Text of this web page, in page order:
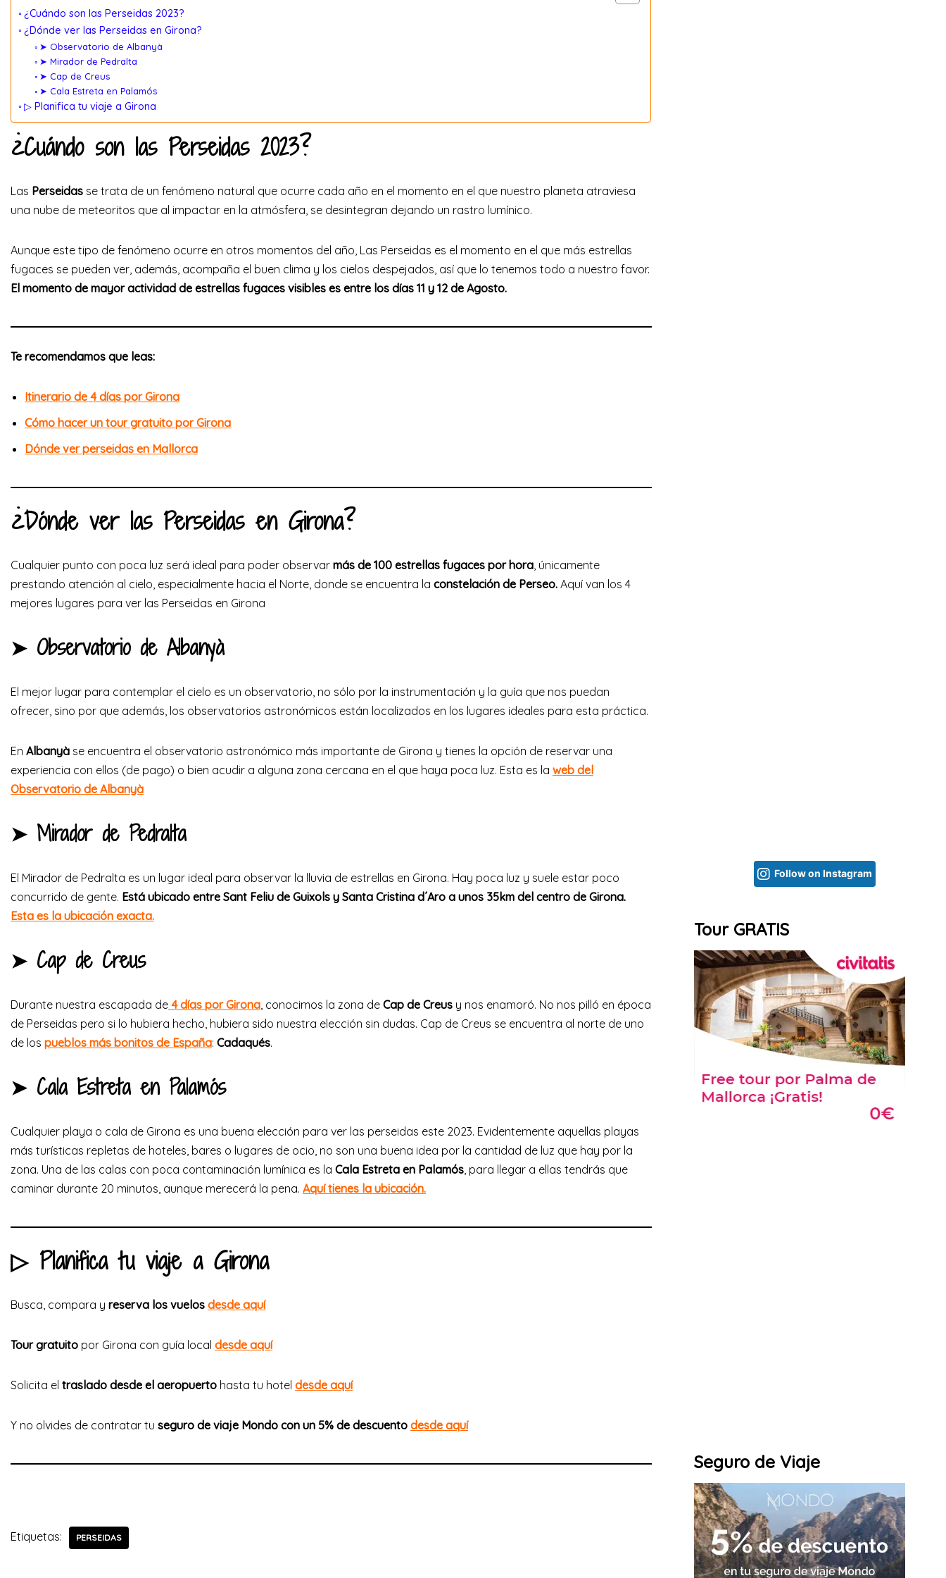
¿Cuándo son las Perseidas 2023?
¿Dónde ver las Perseidas en Girona?
➤ Observatorio de Albanyà
➤ Mirador de Pedralta
➤ Cap de Creus
➤ Cala Estreta en Palamós
▷ Planifica tu viaje a Girona
¿Cuándo son las Perseidas 2023?
Las Perseidas se trata de un fenómeno natural que ocurre cada año en el momento en el que nuestro planeta atraviesa
una nube de meteoritos que al impactar en la atmósfera, se desintegran dejando un rastro lumínico.
Aunque este tipo de fenómeno ocurre en otros momentos del año, Las Perseidas es el momento en el que más estrellas
fugaces se pueden ver, además, acompaña el buen clima y los cielos despejados, así que lo tenemos todo a nuestro favor.
El momento de mayor actividad de estrellas fugaces visibles es entre los días 11 y 12 de Agosto.
Te recomendamos que leas:
Itinerario de 4 días por Girona
Cómo hacer un tour gratuito por Girona
Dónde ver perseidas en Mallorca
¿Dónde ver las Perseidas en Girona?
Cualquier punto con poca luz será ideal para poder observar más de 100 estrellas fugaces por hora, únicamente
prestando atención al cielo, especialmente hacia el Norte, donde se encuentra la constelación de Perseo. Aquí van los 4
mejores lugares para ver las Perseidas en Girona
➤ Observatorio de Albanyà
El mejor lugar para contemplar el cielo es un observatorio, no sólo por la instrumentación y la guía que nos puedan
ofrecer, sino por que además, los observatorios astronómicos están localizados en los lugares ideales para esta práctica.
En Albanyà se encuentra el observatorio astronómico más importante de Girona y tienes la opción de reservar una
experiencia con ellos (de pago) o bien acudir a alguna zona cercana en el que haya poca luz. Esta es la web del
Observatorio de Albanyà
➤ Mirador de Pedralta
El Mirador de Pedralta es un lugar ideal para observar la lluvia de estrellas en Girona. Hay poca luz y suele estar poco
concurrido de gente. Está ubicado entre Sant Feliu de Guixols y Santa Cristina d´Aro a unos 35km del centro de Girona.
Esta es la ubicación exacta.
➤ Cap de Creus
Durante nuestra escapada de 4 días por Girona, conocimos la zona de Cap de Creus y nos enamoró. No nos pilló en época
de Perseidas pero si lo hubiera hecho, hubiera sido nuestra elección sin dudas. Cap de Creus se encuentra al norte de uno
de los pueblos más bonitos de España: Cadaqués.
➤ Cala Estreta en Palamós
Cualquier playa o cala de Girona es una buena elección para ver las perseidas este 2023. Evidentemente aquellas playas
más turísticas repletas de hoteles, bares o lugares de ocio, no son una buena idea por la cantidad de luz que hay por la
zona. Una de las calas con poca contaminación lumínica es la Cala Estreta en Palamós, para llegar a ellas tendrás que
caminar durante 20 minutos, aunque merecerá la pena. Aquí tienes la ubicación.
▷Planifica tu viaje a Girona
Busca, compara y reserva los vuelos desde aquí
Tour gratuito por Girona con guía local desde aquí
Solicita el traslado desde el aeropuerto hasta tu hotel desde aquí
Y no olvides de contratar tu seguro de viaje Mondo con un 5% de descuento desde aquí
Etiquetas: PERSEIDAS
Follow on Instagram
Tour GRATIS
Seguro de Viaje